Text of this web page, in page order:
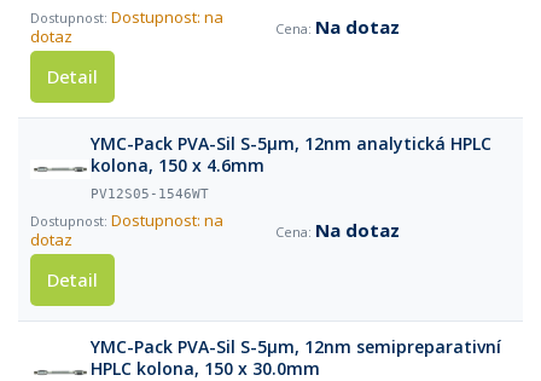
Dostupnost: na
dotaz
Na dotaz
Detail
YMC-Pack PVA-Sil S-5µm, 12nm analytická HPLC
kolona, 150 x 4.6mm
PV12S05-1546WT
Dostupnost: na
dotaz
Na dotaz
Detail
YMC-Pack PVA-Sil S-5µm, 12nm semipreparativní
HPLC kolona, 150 x 30.0mm